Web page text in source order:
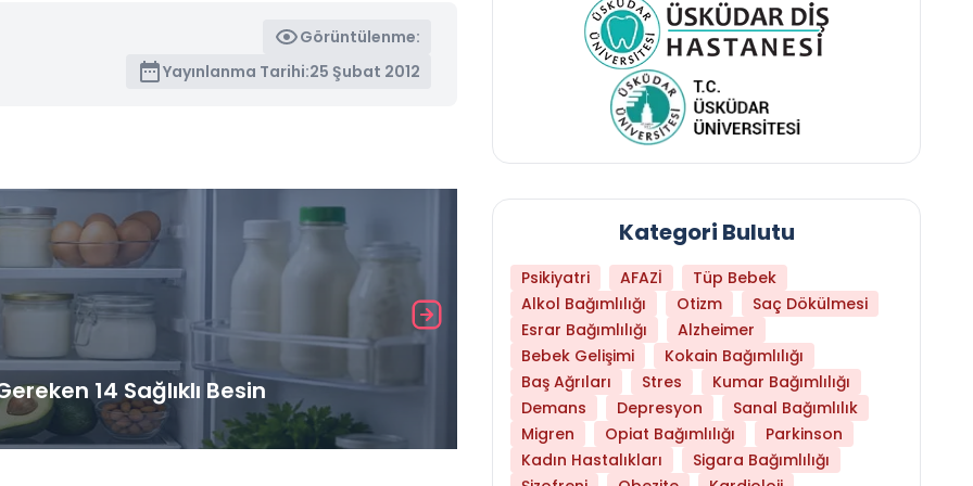
Görüntülenme:
Yayınlanma Tarihi:25 Şubat 2012
14 Sağlıklı Besin Hangi Yaşta Hangi Testi Yaptırmanız
Kategori Bulutu
Psikiyatri AFAZİ
Tüp Bebek
Alkol Bağımlılığı
Otizm
Saç Dökülmesi
Esrar Bağımlılığı
Alzheimer
Bebek Gelişimi
Kokain Bağımlılığı
Baş Ağrıları
Stres
Kumar Bağımlılığı
Demans
Depresyon
Sanal Bağımlılık
Migren
Opiat Bağımlılığı
Parkinson
Kadın Hastalıkları
Sigara Bağımlılığı